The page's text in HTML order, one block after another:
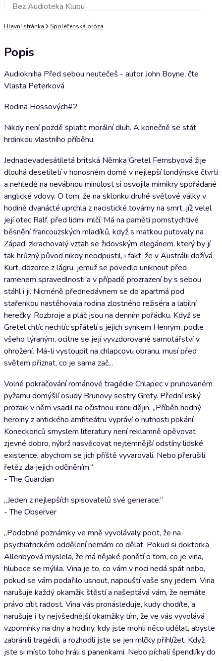
Bez Audioteka KlubuPřidat do košíku
Hlavní stránka Společenská próza
Popis
Audiokniha Před sebou neutečeš - autor John Boyne, čte
Vlasta Peterková
Rodina Hössových#2
Nikdy není pozdě splatit morální dluh. A konečně se stát
hrdinkou vlastního příběhu.
Jednadevadesátiletá britská Němka Gretel Fernsbyová žije
dlouhá desetiletí v honosném domě v nejlepší londýnské čtvrti
a nehledě na nevábnou minulost si osvojila mimikry spořádané
anglické vdovy. O tom, že na sklonku druhé světové války v
hodině dvanácté uprchla z nacistické továrny na smrt, jíž velel
její otec Ralf, před lidmi mlčí. Má na paměti pomstychtivé
běsnění francouzských mladíků, když s matkou putovaly na
Západ, zkrachovalý vztah se židovským elegánem, který by jí
tak hrůzný původ nikdy neodpustil, i fakt, že v Austrálii dožívá
Kurt, dozorce z lágru, jemuž se povedlo uniknout před
ramenem spravedlnosti a v případě prozrazení by s sebou
stáhl i ji. Nicméně přednedávnem se do apartmá pod
stařenkou nastěhovala rodina zlostného režiséra a labilní
herečky. Rozbroje a pláč jsou na denním pořádku. Když se
Gretel chtíc nechtíc spřátelí s jejich synkem Henrym, podle
všeho týraným, ocitne se její vyvzdorované samotářství v
ohrožení. Má-li vystoupit na chlapcovu obranu, musí před
světem přiznat, co je sama zač...
Volné pokračování románové tragédie Chlapec v pruhovaném
pyžamu domýšlí osudy Brunovy sestry Grety. Přední irský
prozaik v něm vsadil na očistnou ironii dějin. „Příběh hodný
heroiny z antického amfiteátru vypráví o nutnosti pokání.
Koneckonců smyslem literatury není reklamně opěvovat
zjevné dobro, nýbrž nasvěcovat nejtemnější odstíny lidské
existence, abychom se jich příště vyvarovali. Nebo přerušili
řetěz zla jejich odčiněním.“
- The Guardian
„Jeden z nejlepších spisovatelů své generace.“
- The Observer
„Podobné poznámky ve mně vyvolávaly pocit, že na
psychiatrickém oddělení nemám co dělat. Pokud si doktorka
Allenbyová myslela, že má nějaké ponětí o tom, co je vina,
hluboce se mýlila. Vina je to, co vám v noci nedá spát nebo,
pokud se vám podařilo usnout, napouští vaše sny jedem. Vina
narušuje každý okamžik štěstí a našeptává vám, že nemáte
právo cítit radost. Vina vás pronásleduje, kudy chodíte, a
narušuje i ty nejvšednější okamžiky tím, že ve vás vyvolává
vzpomínky na dny a hodiny, kdy jste mohli něco udělat, abyste
zabránili tragédii, a rozhodli jste se jen mlčky přihlížet. Když
jste si místo toho hráli s panenkami. Nebo píchali špendlíky do